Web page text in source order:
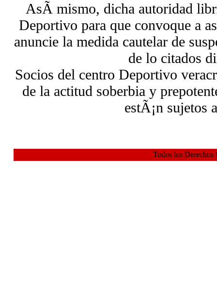
AsÃ­ mismo, dicha autoridad
Deportivo para que convoque a
anuncie la medida cautelar de
de lo citados
Socios del centro Deportivo
de la actitud soberbia y
estÃ¡n sujetos
Todos los Derechos